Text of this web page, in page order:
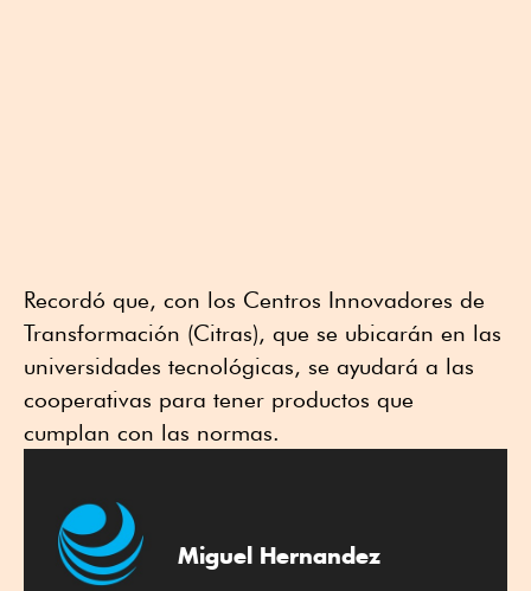
Recordó que, con los Centros Innovadores de
Transformación (Citras), que se ubicarán en las
universidades tecnológicas, se ayudará a las
cooperativas para tener productos que
cumplan con las normas.
Miguel Hernandez